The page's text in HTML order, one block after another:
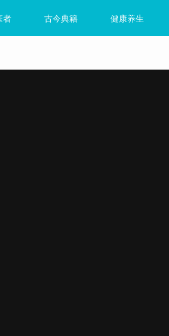
者 古今典籍 健康养生